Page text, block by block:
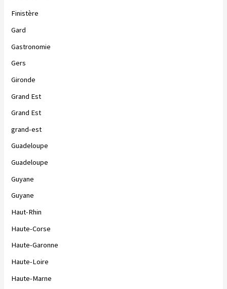
Finistère
Gard
Gastronomie
Gers
Gironde
Grand Est
Grand Est
grand-est
Guadeloupe
Guadeloupe
Guyane
Guyane
Haut-Rhin
Haute-Corse
Haute-Garonne
Haute-Loire
Haute-Marne